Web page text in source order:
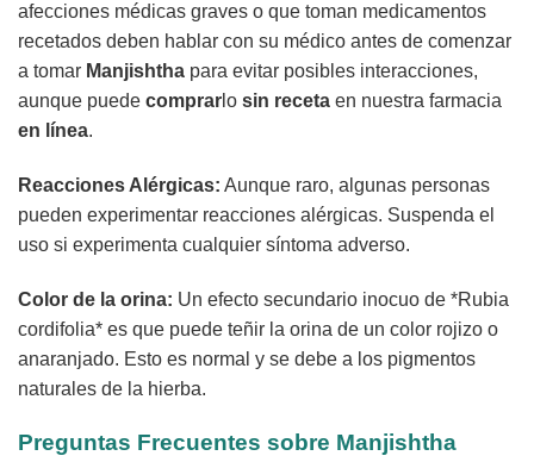
afecciones médicas graves o que toman medicamentos
recetados deben hablar con su médico antes de comenzar
a tomar Manjishtha para evitar posibles interacciones,
aunque puede comprar lo sin receta en nuestra farmacia
en línea.
Reacciones Alérgicas: Aunque raro, algunas personas
pueden experimentar reacciones alérgicas. Suspenda el
uso si experimenta cualquier síntoma adverso.
Color de la orina: Un efecto secundario inocuo de *Rubia
cordifolia* es que puede teñir la orina de un color rojizo o
anaranjado. Esto es normal y se debe a los pigmentos
naturales de la hierba.
Preguntas Frecuentes sobre Manjishtha